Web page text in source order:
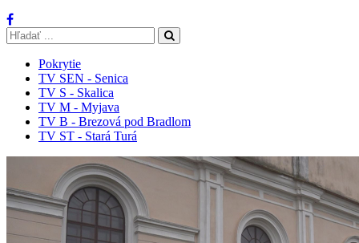
Pokrytie
TV SEN - Senica
TV S - Skalica
TV M - Myjava
TV B - Brezová pod Bradlom
TV ST - Stará Turá